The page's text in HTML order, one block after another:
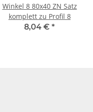
Winkel 8 80x40 ZN Satz
komplett zu Profil 8
8,04 € *